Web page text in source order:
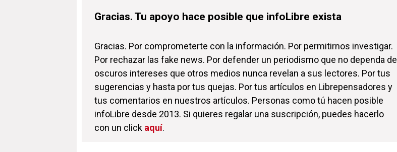
Gracias. Tu apoyo hace posible que infoLibre exista
Gracias. Por comprometerte con la información. Por permitirnos investigar.
Por rechazar las fake news. Por defender un periodismo que no dependa de
oscuros intereses que otros medios nunca revelan a sus lectores. Por tus
sugerencias y hasta por tus quejas. Por tus artículos en Librepensadores y
tus comentarios en nuestros artículos. Personas como tú hacen posible
infoLibre desde 2013. Si quieres regalar una suscripción, puedes hacerlo
con un click aquí.